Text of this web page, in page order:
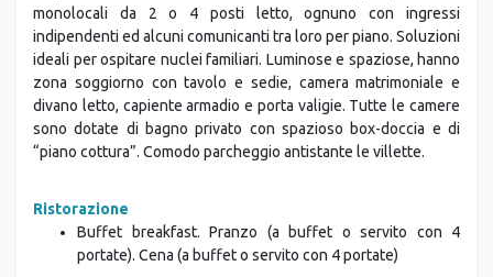
monolocali da 2 o 4 posti letto, ognuno con ingressi
indipendenti ed alcuni comunicanti tra loro per piano. Soluzioni
ideali per ospitare nuclei familiari. Luminose e spaziose, hanno
zona soggiorno con tavolo e sedie, camera matrimoniale e
divano letto, capiente armadio e porta valigie. Tutte le camere
sono dotate di bagno privato con spazioso box-doccia e di
“piano cottura”. Comodo parcheggio antistante le villette.
Ristorazione
Buffet breakfast. Pranzo (a buffet o servito con 4
portate). Cena (a buffet o servito con 4 portate)